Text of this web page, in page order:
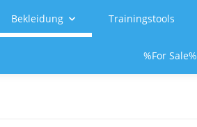
Bekleidung Trainingstools
%For Sale%